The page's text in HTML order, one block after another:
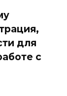
для
с